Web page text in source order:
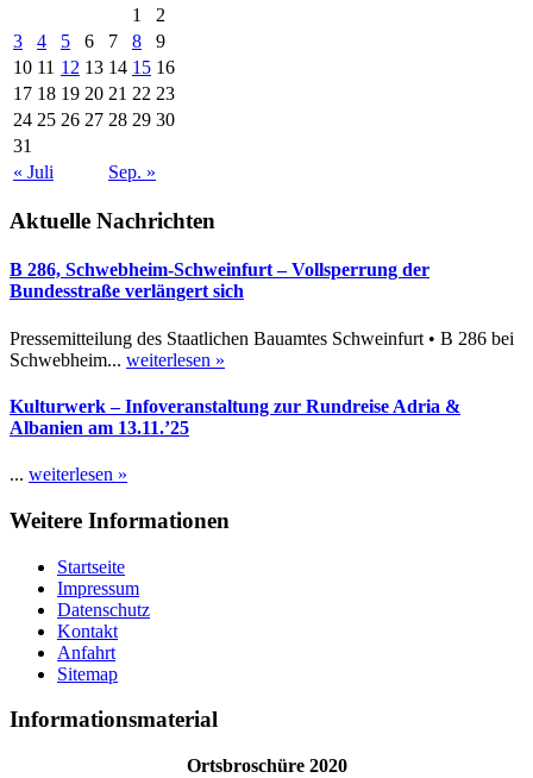
1
2
3
4 5 6 7 8
9
10 11 12 13 14 15 16
17 18 19 20 21 22 23
24 25 26 27 28 29 30
31
« Juli
Sep. »
Aktuelle Nachrichten
B 286, Schwebheim-Schweinfurt – Vollsperrung der
Bundesstraße verlängert sich
Pressemitteilung des Staatlichen Bauamtes Schweinfurt • B 286 bei
Schwebheim... weiterlesen »
Kulturwerk – Infoveranstaltung zur Rundreise Adria &
Albanien am 13.11.’25
... weiterlesen »
Weitere Informationen
Startseite
Impressum
Datenschutz
Kontakt
Anfahrt
Sitemap
Informationsmaterial
Ortsbroschüre 2020